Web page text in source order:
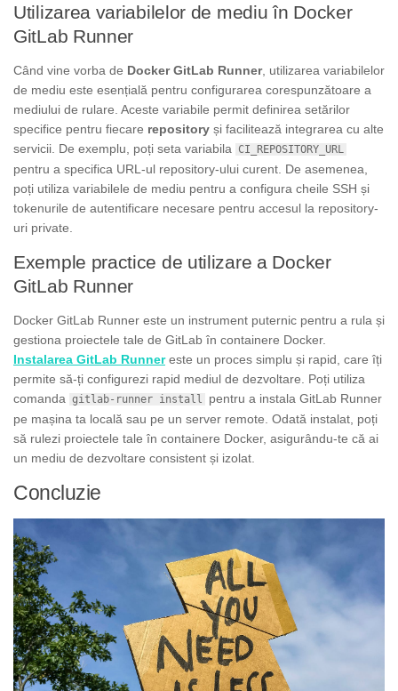
Utilizarea variabilelor de mediu în Docker
GitLab Runner
Când vine vorba de Docker GitLab Runner, utilizarea variabilelor
de mediu este esențială pentru configurarea corespunzătoare a
mediului de rulare. Aceste variabile permit definirea setărilor
specifice pentru fiecare repository și facilitează integrarea cu alte
servicii. De exemplu, poți seta variabila
CI_REPOSITORY_URL
pentru a specifica URL-ul repository-ului curent. De asemenea,
poți utiliza variabilele de mediu pentru a configura cheile SSH și
tokenurile de autentificare necesare pentru accesul la repository-
uri private.
Exemple practice de utilizare a Docker
GitLab Runner
Docker GitLab Runner este un instrument puternic pentru a rula și
gestiona proiectele tale de GitLab în containere Docker.
Instalarea GitLab Runnereste un proces simplu și rapid, care îți
permite să-ți configurezi rapid mediul de dezvoltare. Poți utiliza
comanda gitlab-runner install
pentru a instala GitLab Runner
pe mașina ta locală sau pe un server remote. Odată instalat, poți
să rulezi proiectele tale în containere Docker, asigurându-te că ai
un mediu de dezvoltare consistent și izolat.
Concluzie